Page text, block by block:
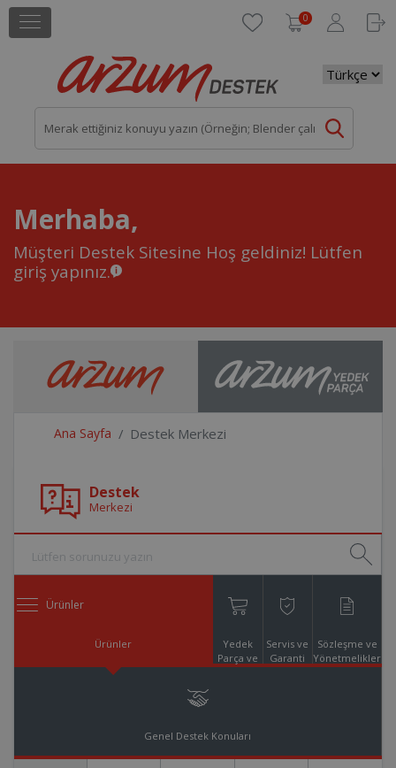
0
Merhaba,
Müşteri Destek Sitesine Hoş geldiniz! Lütfen
giriş yapınız.
Ana Sayfa Destek Merkezi
Destek
Merkezi
Ürünler
Ürünler
Yedek
Parça ve
Servis ve
Garanti
Sözleşme ve
Yönetmelikler
Genel Destek Konuları